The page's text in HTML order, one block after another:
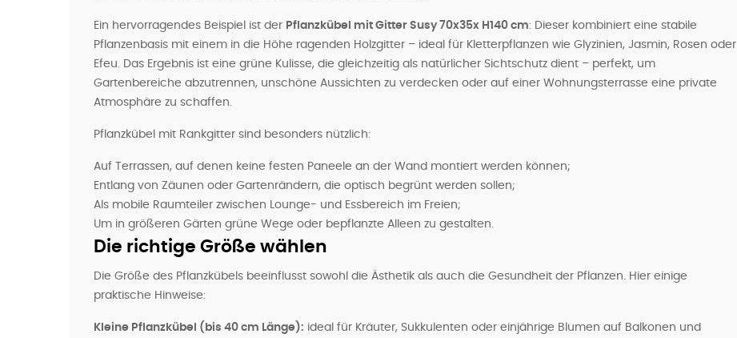
Ein hervorragendes Beispiel ist der Pflanzkübel mit Gitter Susy 70x35x H140 cm: Dieser kombiniert eine stabile
Pflanzenbasis mit einem in die Höhe ragenden Holzgitter – ideal für Kletterpflanzen wie Glyzinien, Jasmin, Rosen oder
Efeu. Das Ergebnis ist eine grüne Kulisse, die gleichzeitig als natürlicher Sichtschutz dient – perfekt, um
Gartenbereiche abzutrennen, unschöne Aussichten zu verdecken oder auf einer Wohnungsterrasse eine private
Atmosphäre zu schaffen.
Pflanzkübel mit Rankgitter sind besonders nützlich:
Auf Terrassen, auf denen keine festen Paneele an der Wand montiert werden können;
Entlang von Zäunen oder Gartenrändern, die optisch begrünt werden sollen;
Als mobile Raumteiler zwischen Lounge- und Essbereich im Freien;
Um in größeren Gärten grüne Wege oder bepflanzte Alleen zu gestalten.
Die richtige Größe wählen
Die Größe des Pflanzkübels beeinflusst sowohl die Ästhetik als auch die Gesundheit der Pflanzen. Hier einige
praktische Hinweise:
Kleine Pflanzkübel (bis 40 cm Länge): ideal für Kräuter, Sukkulenten oder einjährige Blumen auf Balkonen und